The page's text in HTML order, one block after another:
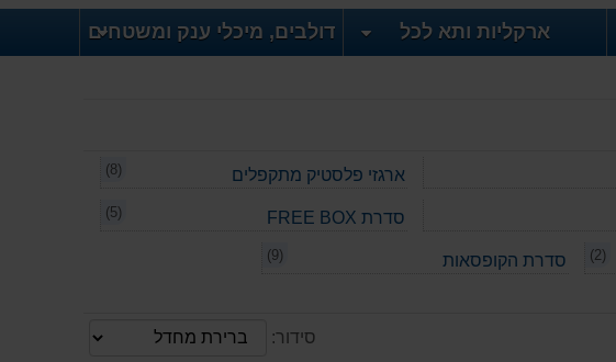
ארקליות ותא לכל דולבים, מיכלי ענק ומשטחים
ארגזי פלסטיק מתקפלים (8)
סדרת FREE BOX (5)
(2) סדרת הקופסאות (9)
סידור: